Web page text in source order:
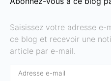
Saisissez votre adresse e-
ce blog et recevoir une
article par e-mail.